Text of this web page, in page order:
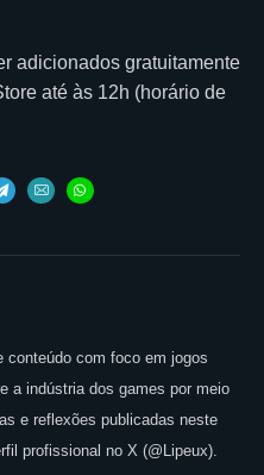
adicionados gratuitamente
até às 12h (horário de
conteúdo com foco em jogos
a indústria dos games por meio
e reflexões publicadas neste
profissional no X (@Lipeux).